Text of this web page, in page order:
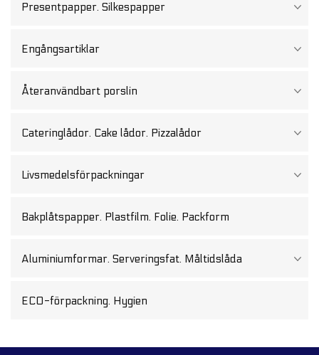
Presentpapper. Silkespapper
Engångsartiklar
Återanvändbart porslin
Cateringlådor. Cake lådor. Pizzalådor
Livsmedelsförpackningar
Bakplåtspapper. Plastfilm. Folie. Packform
Aluminiumformar. Serveringsfat. Måltidslåda
ECO-förpackning. Hygien